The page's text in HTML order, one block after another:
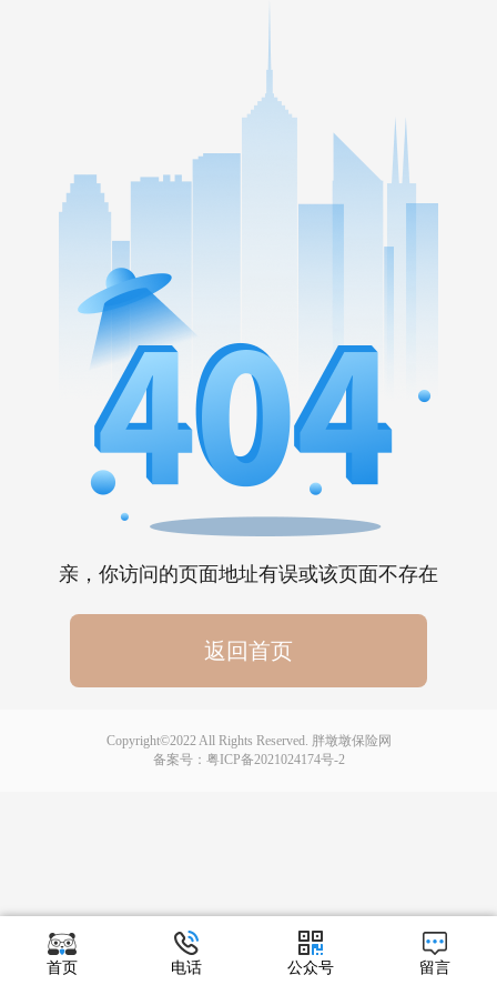
亲，你访问的页面地址有误或该页面不存在
返回首页
首页 电话 公众号 留言
Copyright©2022 All Rights Reserved. 胖墩墩保险网
备案号： 粤ICP备2021024174号-2